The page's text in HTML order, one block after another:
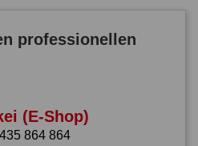
professionellen
(E-Shop)
864 864